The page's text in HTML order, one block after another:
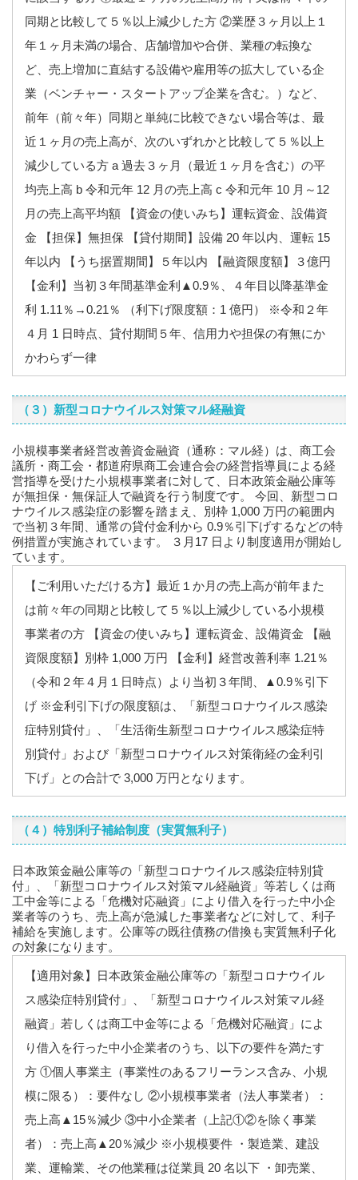
同期と比較して５％以上減少した方 ②業歴３ヶ月以上１
年１ヶ月未満の場合、店舗増加や合併、業種の転換な
ど、売上増加に直結する設備や雇用等の拡大している企
業（ベンチャー・スタートアップ企業を含む。）など、
前年（前々年）同期と単純に比較できない場合等は、最
近１ヶ月の売上高が、次のいずれかと比較して５％以上
減少している方 a 過去３ヶ月（最近１ヶ月を含む）の平
均売上高 b 令和元年 12 月の売上高 c 令和元年 10 月～12
月の売上高平均額 【資金の使いみち】運転資金、設備資
金 【担保】無担保 【貸付期間】設備 20 年以内、運転 15
年以内 【うち据置期間】５年以内 【融資限度額】３億円
【金利】当初３年間基準金利▲0.9％、４年目以降基準金
利 1.11％→0.21％ （利下げ限度額：1 億円） ※令和２年
４月 1 日時点、貸付期間５年、信用力や担保の有無にか
かわらず一律
（３）新型コロナウイルス対策マル経融資
小規模事業者経営改善資金融資（通称：マル経）は、商工会
議所・商工会・都道府県商工会連合会の経営指導員による経
営指導を受けた小規模事業者に対して、日本政策金融公庫等
が無担保・無保証人で融資を行う制度です。 今回、新型コロ
ナウイルス感染症の影響を踏まえ、別枠 1,000 万円の範囲内
で当初３年間、通常の貸付金利から 0.9％引下げするなどの特
例措置が実施されています。 ３月17 日より制度適用が開始し
ています。
【ご利用いただける方】最近１か月の売上高が前年また
は前々年の同期と比較して５％以上減少している小規模
事業者の方 【資金の使いみち】運転資金、設備資金 【融
資限度額】別枠 1,000 万円 【金利】経営改善利率 1.21％
（令和２年４月１日時点）より当初３年間、▲0.9％引下
げ ※金利引下げの限度額は、「新型コロナウイルス感染
症特別貸付」、「生活衛生新型コロナウイルス感染症特
別貸付」および「新型コロナウイルス対策衛経の金利引
下げ」との合計で 3,000 万円となります。
（４）特別利子補給制度（実質無利子）
日本政策金融公庫等の「新型コロナウイルス感染症特別貸
付」、「新型コロナウイルス対策マル経融資」等若しくは商
工中金等による「危機対応融資」により借入を行った中小企
業者等のうち、売上高が急減した事業者などに対して、利子
補給を実施します。公庫等の既往債務の借換も実質無利子化
の対象になります。
【適用対象】日本政策金融公庫等の「新型コロナウイル
ス感染症特別貸付」、「新型コロナウイルス対策マル経
融資」若しくは商工中金等による「危機対応融資」によ
り借入を行った中小企業者のうち、以下の要件を満たす
方 ①個人事業主（事業性のあるフリーランス含み、小規
模に限る）：要件なし ②小規模事業者（法人事業者）：
売上高▲15％減少 ③中小企業者（上記①②を除く事業
者）：売上高▲20％減少 ※小規模要件 ・製造業、建設
業、運輸業、その他業種は従業員 20 名以下 ・卸売業、